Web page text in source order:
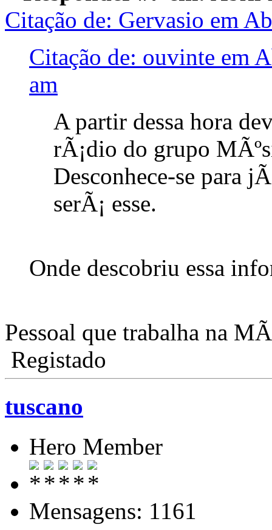
Citação de: Gervasio em
Citação de: ouvinte em
am
A partir dessa hora
rÃ¡dio do grupo
Desconhece-se para
serÃ¡ esse.
Onde descobriu essa
Pessoal que trabalha na
Registado
tuscano
Hero Member
Mensagens: 1161